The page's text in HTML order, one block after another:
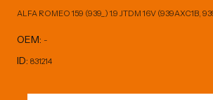
ALFA ROMEO 159 (939_) 1.9 JTDM 16V (939AXC1B,
OEM: -
ID: 831214